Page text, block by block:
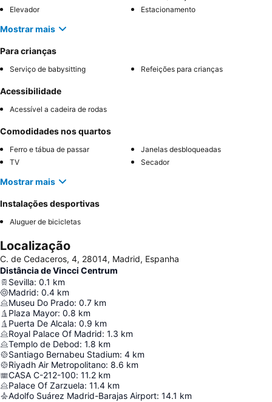
Elevador
Estacionamento
Mostrar mais
Para crianças
Serviço de babysitting Refeições para crianças
Acessibilidade
Acessível a cadeira de rodas
Comodidades nos quartos
Ferro e tábua de passar
Janelas desbloqueadas
TV
Secador
Mostrar mais
Instalações desportivas
Aluguer de bicicletas
Localização
C. de Cedaceros, 4, 28014, Madrid, Espanha
Distância de Vincci Centrum
Sevilla: 0.1 km
Madrid: 0.4 km
Museu Do Prado: 0.7 km
Plaza Mayor: 0.8 km
Puerta De Alcala: 0.9 km
Royal Palace Of Madrid: 1.3 km
Templo de Debod: 1.8 km
Santiago Bernabeu Stadium: 4 km
Riyadh Air Metropolitano: 8.6 km
CASA C-212-100: 11.2 km
Palace Of Zarzuela: 11.4 km
Adolfo Suárez Madrid-Barajas Airport: 14.1 km